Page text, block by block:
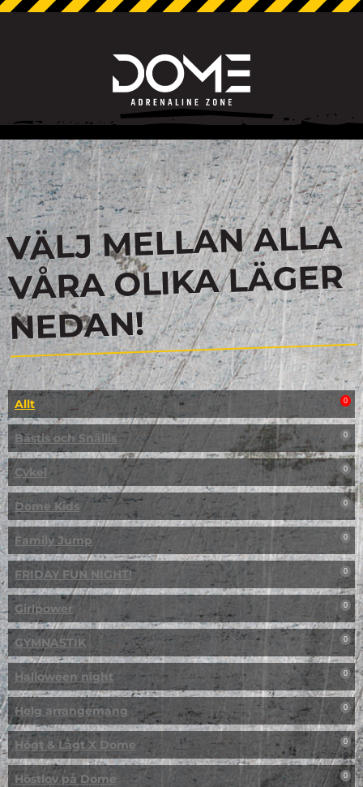
VÄLJ MELLAN ALLA
VÅRA OLIKA LÄGER
NEDAN!
Allt 0
Bästis och Snällis 0
Cykel 0
Dome Kids 0
Family Jump 0
FRIDAY FUN NIGHT! 0
Girlpower 0
GYMNASTIK 0
Halloween night 0
Helg arrangemang 0
Högt & Lågt X Dome 0
Höstlov på Dome 0